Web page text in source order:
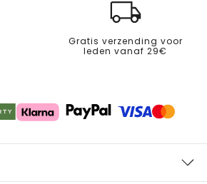
Gratis verzending voor
leden vanaf 29€